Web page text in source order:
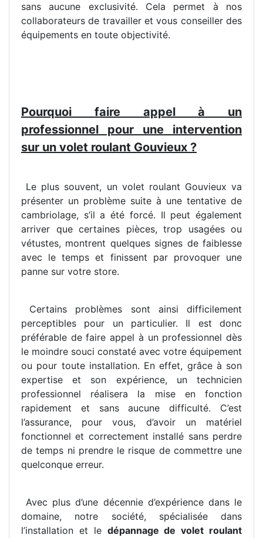
sans aucune exclusivité. Cela permet à nos
collaborateurs de travailler et vous conseiller des
équipements en toute objectivité.
Pourquoi faire appel à un
professionnel pour une intervention
sur un volet roulant Gouvieux ?
Le plus souvent, un volet roulant Gouvieux va
présenter un problème suite à une tentative de
cambriolage, s’il a été forcé. Il peut également
arriver que certaines pièces, trop usagées ou
vétustes, montrent quelques signes de faiblesse
avec le temps et finissent par provoquer une
panne sur votre store.
Certains problèmes sont ainsi difficilement
perceptibles pour un particulier. Il est donc
préférable de faire appel à un professionnel dès
le moindre souci constaté avec votre équipement
ou pour toute installation. En effet, grâce à son
expertise et son expérience, un technicien
professionnel réalisera la mise en fonction
rapidement et sans aucune difficulté. C’est
l’assurance, pour vous, d’avoir un matériel
fonctionnel et correctement installé sans perdre
de temps ni prendre le risque de commettre une
quelconque erreur.
Avec plus d’une décennie d’expérience dans le
domaine, notre société, spécialisée dans
l’installation et le dépannage de volet roulant